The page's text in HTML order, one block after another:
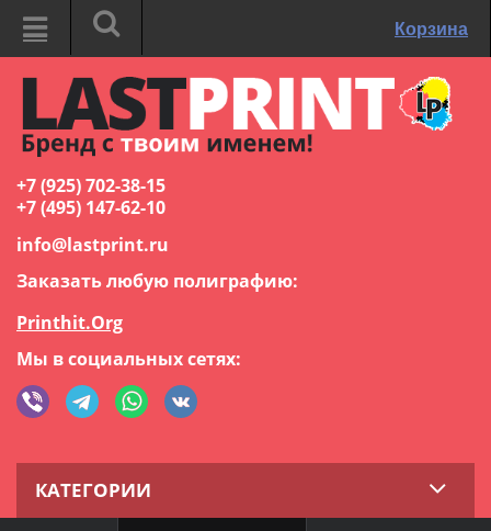
Корзина
+7 (925) 702-38-15
+7 (495) 147-62-10
info@lastprint.ru
Заказать любую полиграфию:
Printhit.Org
Мы в социальных сетях:
КАТЕГОРИИ